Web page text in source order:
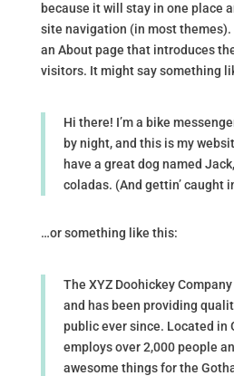
because it will stay in one place
site navigation (in most
an About page that introduces
visitors. It might say something
Hi there! I’m a bike
by night, and this is my
have a great dog named
coladas. (And gettin’ caught
…or something like this:
The XYZ Doohickey
and has been providing
public ever since. Located in
employs over 2,000 people
awesome things for the